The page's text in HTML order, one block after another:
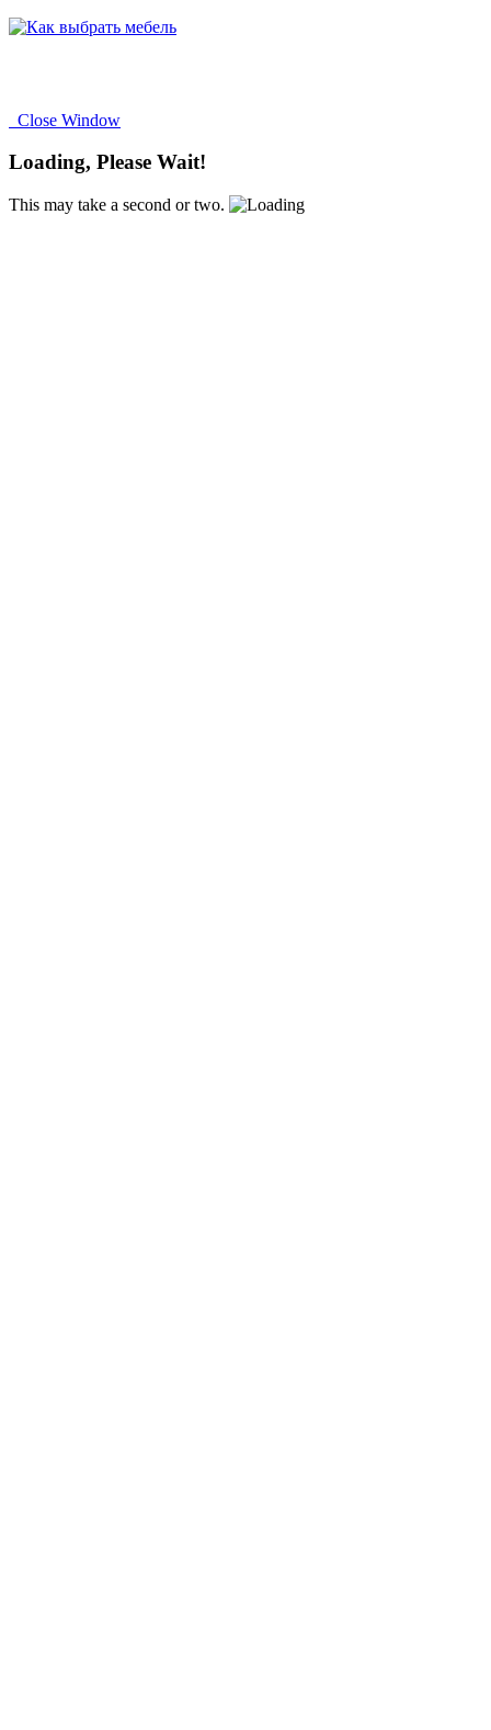
Close Window
Loading, Please Wait!
This may take a second or two.